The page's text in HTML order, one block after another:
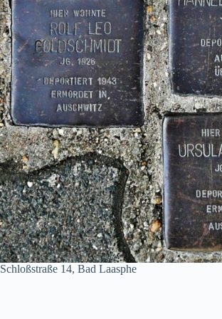
Schloßstraße 14, Bad Laasphe